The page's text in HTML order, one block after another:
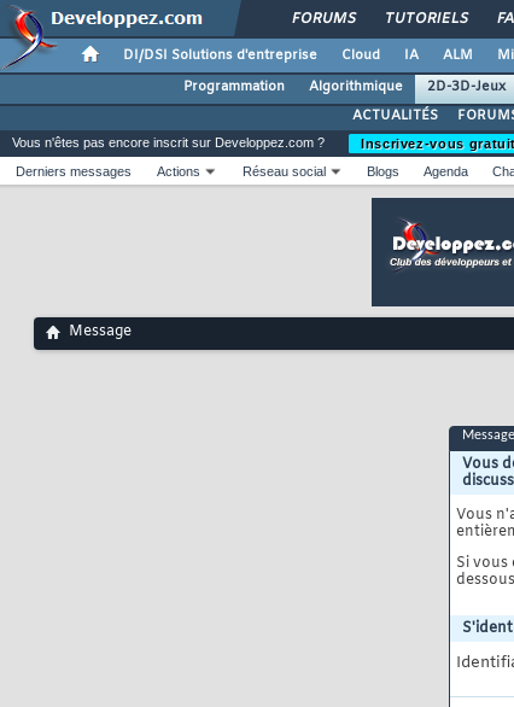
FORUMS TUTORIELS
DI/DSI Solutions d'entreprise Cloud IA ALM
Programmation
Algorithmique 2D-3D-Jeux
ACTUALITÉS
Vous n'êtes pas encore inscrit sur Developpez.com ?
Inscrivez-vous
Derniers messages
Actions Réseau social Blogs Agenda
Message
Message
Vous
Vous
Si vous